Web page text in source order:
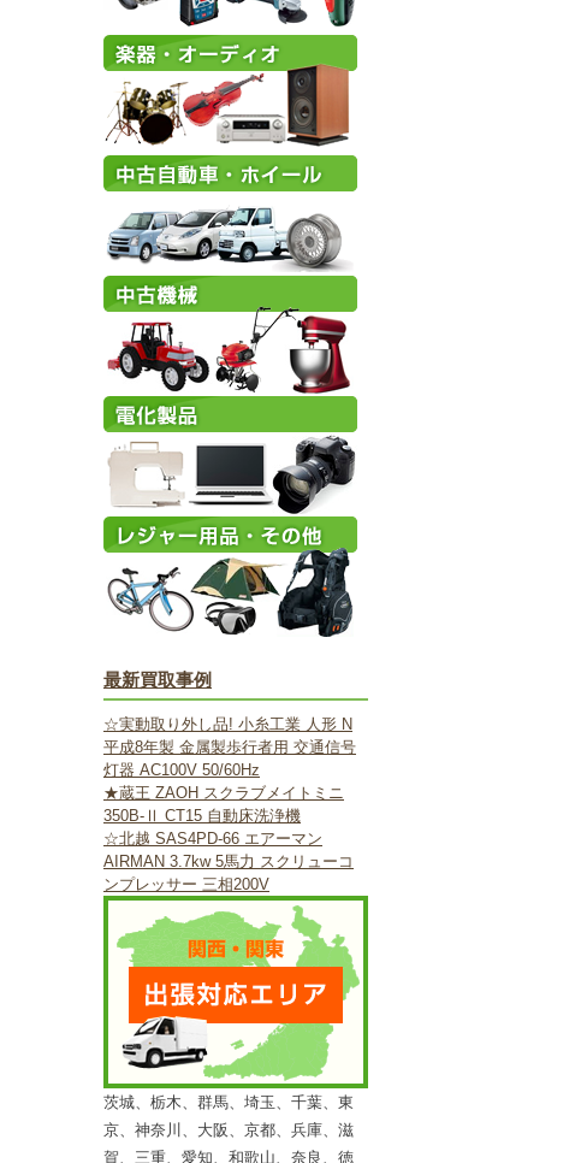
最新買取事例
☆実動取り外し品! 小糸工業 人形 N
平成8年製 金属製歩行者用 交通信号
灯器 AC100V 50/60Hz
★蔵王 ZAOH スクラブメイトミニ
350B-Ⅱ CT15 自動床洗浄機
☆北越 SAS4PD-66 エアーマン
AIRMAN 3.7kw 5馬力 スクリューコ
ンプレッサー 三相200V
茨城、栃木、群馬、埼玉、千葉、東
京、神奈川、大阪、京都、兵庫、滋
賀、三重、愛知、和歌山、奈良、徳